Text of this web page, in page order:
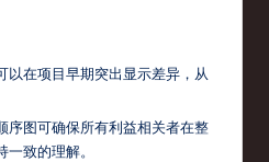
以在项目早期突出显示差异，从
序图可确保所有利益相关者在整
致的理解。